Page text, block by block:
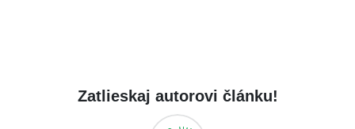
Zatlieskaj autorovi článku!